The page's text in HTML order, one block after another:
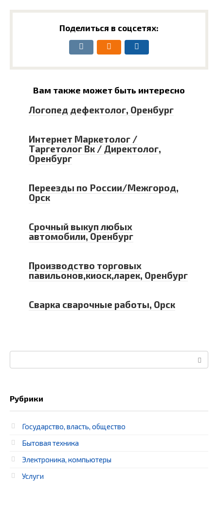
Поделиться в соцсетях:
Вам также может быть интересно
Логопед дефектолог, Оренбург
Интернет Маркетолог /
Таргетолог Вк / Директолог,
Оренбург
Переезды по России/Межгород,
Орск
Срочный выкуп любых
автомобили, Оренбург
Производство торговых
павильонов,киоск,ларек, Оренбург
Сварка сварочные работы, Орск
Рубрики
Государство, власть, общество
Бытовая техника
Электроника, компьютеры
Услуги